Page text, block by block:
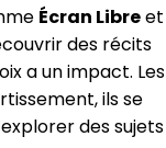
Écran Libreet
des récits
a un impact. Les
ils se
des sujets